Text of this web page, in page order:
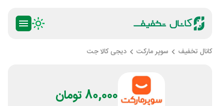
کانال تخفیف سوپر مارکت دیجی کالا جت
80,000 تومان